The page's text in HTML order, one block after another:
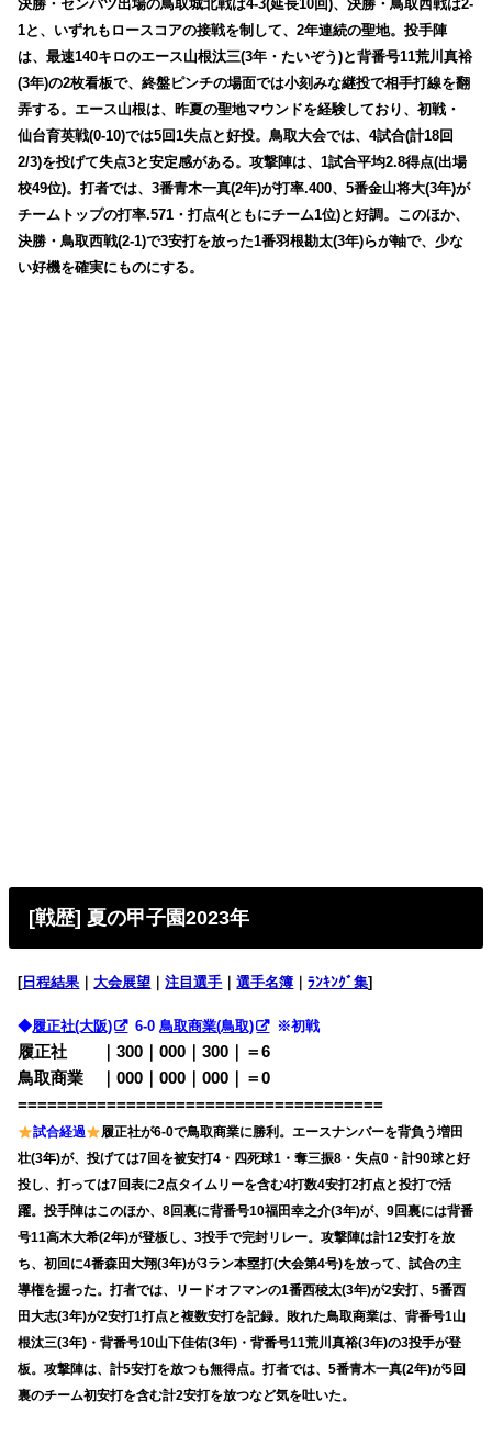
決勝・センバツ出場の鳥取城北戦は4-3(延長10回)、決勝・鳥取西戦は2-
1と、いずれもロースコアの接戦を制して、2年連続の聖地。投手陣
は、最速140キロのエース山根汰三(3年・たいぞう)と背番号11荒川真裕
(3年)の2枚看板で、終盤ピンチの場面では小刻みな継投で相手打線を翻
弄する。エース山根は、昨夏の聖地マウンドを経験しており、初戦・
仙台育英戦(0-10)では5回1失点と好投。鳥取大会では、4試合(計18回
2/3)を投げて失点3と安定感がある。攻撃陣は、1試合平均2.8得点(出場
校49位)。打者では、3番青木一真(2年)が打率.400、5番金山将大(3年)が
チームトップの打率.571・打点4(ともにチーム1位)と好調。このほか、
決勝・鳥取西戦(2-1)で3安打を放った1番羽根勘太(3年)らが軸で、少な
い好機を確実にものにする。
[戦歴] 夏の甲子園2023年
[日程結果 ｜大会展望 ｜注目選手 ｜選手名簿 ｜ﾗﾝｷﾝｸﾞ集]
◆履正社(大阪) 6-0鳥取商業(鳥取) ※初戦
履正社 ｜300｜000｜300｜＝6
鳥取商業 ｜000｜000｜000｜＝0
=====================================
試合経過
履正社が6-0で鳥取商業に勝利。エースナンバーを背負う増田
壮(3年)が、投げては7回を被安打4・四死球1・奪三振8・失点0・計90球と好
投し、打っては7回表に2点タイムリーを含む4打数4安打2打点と投打で活
躍。投手陣はこのほか、8回裏に背番号10福田幸之介(3年)が、9回裏には背番
号11高木大希(2年)が登板し、3投手で完封リレー。攻撃陣は計12安打を放
ち、初回に4番森田大翔(3年)が3ラン本塁打(大会第4号)を放って、試合の主
導権を握った。打者では、リードオフマンの1番西稜太(3年)が2安打、5番西
田大志(3年)が2安打1打点と複数安打を記録。敗れた鳥取商業は、背番号1山
根汰三(3年)・背番号10山下佳佑(3年)・背番号11荒川真裕(3年)の3投手が登
板。攻撃陣は、計5安打を放つも無得点。打者では、5番青木一真(2年)が5回
裏のチーム初安打を含む計2安打を放つなど気を吐いた。